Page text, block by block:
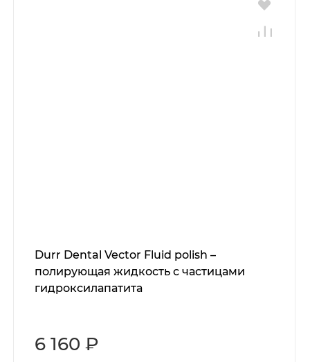
Durr Dental Vector Fluid polish –
полирующая жидкость с частицами
гидроксилапатита
6 160 ₽